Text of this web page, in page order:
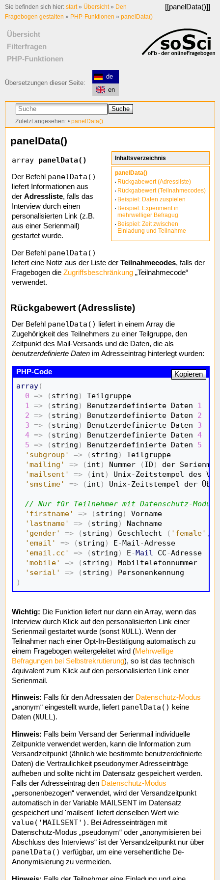
[[panelData()]]
Sie befinden sich hier: start» Übersicht» Den
Fragebogen gestalten » PHP-Funktionen » panelData()
Übersicht
Filterfragen
PHP-Funktionen
Übersetzungen dieser Seite:
de
en
Suche
Zuletzt angesehen: • panelData()
Inhaltsverzeichnis
panelData()
Rückgabewert (Adressliste)
Rückgabewert (Teilnahmecodes)
Beispiel: Daten zuspielen
Beispiel: Experiment in
mehrwelliger Befragug
Beispiel: Zeit zwischen
Einladung und Teilnahme
panelData()
array panelData()
Der Befehl panelData()
liefert Informationen aus
der Adressliste, falls das
Interview durch einen
personalisierten Link (z.B.
aus einer Serienmail)
gestartet wurde.
Der Befehl panelData()
liefert eine Notiz aus der Liste der Teilnahmecodes, falls der
Fragebogen die Zugriffsbeschränkung „Teilnahmecode“
verwendet.
Rückgabewert (Adressliste)
Der Befehl panelData()
liefert in einem Array die
Zugehörigkeit des Teilnehmers zu einer Teilgruppe, den
Zeitpunkt des Mail-Versands und die Daten, die als
benutzerdefinierte Daten im Adresseintrag hinterlegt wurden:
array(
0
=> ( string )
Teilgruppe
1
=> ( string ) Benutzerdefinierte Daten 1
2
=> ( string ) Benutzerdefinierte Daten 2
3
=> ( string ) Benutzerdefinierte Daten 3
4 => ( string ) Benutzerdefinierte Daten 4
5
=> ( string ) Benutzerdefinierte Daten 5
'subgroup'
=> ( string )
Teilgruppe
'mailing'
=> ( int ) Nummer ( ID )
der
'mailsent'
=> ( int ) Unix-Zeitstempel des
'smstime'
=> ( int ) Unix-Zeitstempel der
// Nur für Teilnehmer mit Datenschutz-Modus
'firstname'
=> ( string )
Vorname
'lastname'
=> ( string )
Nachname
'gender'
=> ( string ) Geschlecht ( 'female' ,
'email'
=> ( string ) E-Mail -Adresse
'email.cc'
=> ( string ) E-Mail CC-Adresse
'mobile'
=> ( string )
Mobiltelefonnummer
'serial'
=> ( string )
)
Kopieren
Wichtig: Die Funktion liefert nur dann ein Array, wenn das
Interview durch Klick auf den personalisierten Link einer
Serienmail gestartet wurde (sonst NULL ). Wenn der
Teilnahmer nach einer Opt-In-Bestätigung automatisch zu
einem Fragebogen weitergeleitet wird (Mehrwellige
Befragungen bei Selbstrekrutierung), so ist das technisch
äquivalent zum Klick auf den personalisierten Link einer
Serienmail.
Hinweis: Falls für den Adressaten der Datenschutz-Modus
„anonym“ eingestellt wurde, liefert panelData() keine
Daten (NULL ).
Hinweis: Falls beim Versand der Serienmail individuelle
Zeitpunkte verwendet werden, kann die Information zum
Versandzeitpunkt (ähnlich wie bestimmte benutzerdefinierte
Daten) die Vertraulichkeit pseudonymer Adresseinträge
aufheben und sollte nicht im Datensatz gespeichert werden.
Falls der Adresseintrag den Datenschutz-Modus
„personenbezogen“ verwendet, wird der Versandzeitpunkt
automatisch in der Variable MAILSENT im Datensatz
gespeichert und 'mailsent' liefert denselben Wert wie
value('MAILSENT') . Bei Adresseinträgen mit
Datenschutz-Modus „pseudonym“ oder „anonymisieren bei
Abschluss des Interviews“ ist der Versandzeitpunkt nur über
panelData() verfügbar, um eine versehentliche De-
Anonymisierung zu vermeiden.